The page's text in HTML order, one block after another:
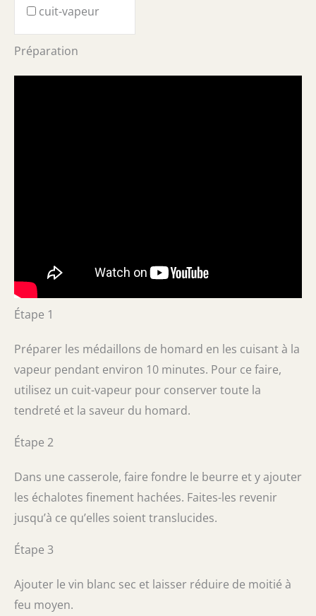
cuit-vapeur
Préparation
Étape 1
Préparer les médaillons de homard en les cuisant à la
vapeur pendant environ 10 minutes. Pour ce faire,
utilisez un cuit-vapeur pour conserver toute la
tendreté et la saveur du homard.
Étape 2
Dans une casserole, faire fondre le beurre et y ajouter
les échalotes finement hachées. Faites-les revenir
jusqu’à ce qu’elles soient translucides.
Étape 3
Ajouter le vin blanc sec et laisser réduire de moitié à
feu moyen.